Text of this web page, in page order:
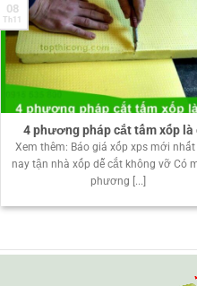
4 phương pháp cắt tấm xốp là
Xem thêm: Báo giá xốp xps mới
nay tận nhà xốp dễ cắt không vỡ Có
phương [...]
08
Th11